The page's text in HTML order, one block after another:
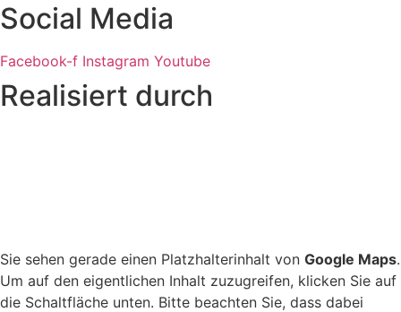
Social Media
Facebook-f Instagram Youtube
Realisiert durch
Sie sehen gerade einen Platzhalterinhalt von Google Maps.
Um auf den eigentlichen Inhalt zuzugreifen, klicken Sie auf
die Schaltfläche unten. Bitte beachten Sie, dass dabei